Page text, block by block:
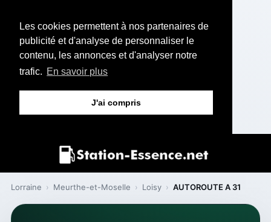
Les cookies permettent à nos partenaires de
publicité et d'analyse de personnaliser le
contenu, les annonces et d'analyser notre
trafic. En savoir plus
J'ai compris
Lorraine › Meurthe-et-Moselle › Loisy › AUTOROUTE A 31